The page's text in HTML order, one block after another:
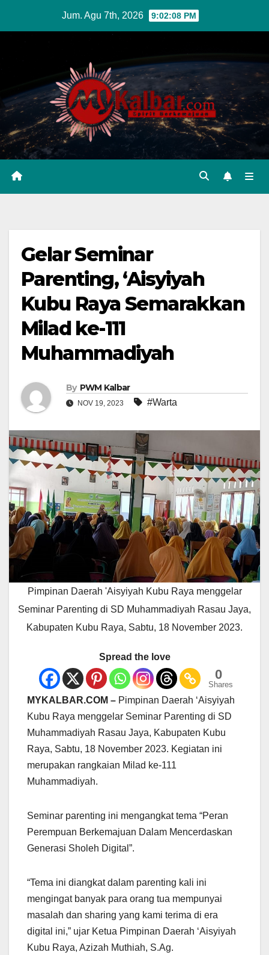
Jum. Agu 7th, 2026 9:02:09 PM
Gelar Seminar
Parenting, ‘Aisyiyah
Kubu Raya Semarakkan
Milad ke-111
Muhammadiyah
By PWM Kalbar
NOV 19, 2023 #Warta
Pimpinan Daerah 'Aisyiyah Kubu Raya menggelar
Seminar Parenting di SD Muhammadiyah Rasau Jaya,
Kabupaten Kubu Raya, Sabtu, 18 November 2023.
Spread the love
0
Shares
MYKALBAR.COM – Pimpinan Daerah ‘Aisyiyah
Kubu Raya menggelar Seminar Parenting di SD
Muhammadiyah Rasau Jaya, Kabupaten Kubu
Raya, Sabtu, 18 November 2023. Kegiatan ini
merupakan rangkaian Milad ke-111
Muhammadiyah.
Seminar parenting ini mengangkat tema “Peran
Perempuan Berkemajuan Dalam Mencerdaskan
Generasi Sholeh Digital”.
“Tema ini diangkat dalam parenting kali ini
mengingat banyak para orang tua mempunyai
masalah dan sharing yang kami terima di era
digital ini,” ujar Ketua Pimpinan Daerah ‘Aisyiyah
Kubu Raya, Azizah Muthiah, S.Ag.